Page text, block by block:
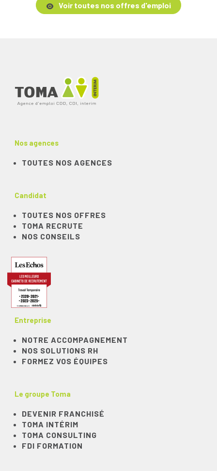
Voir toutes nos offres d'emploi
Nos agences
TOUTES NOS AGENCES
Candidat
TOUTES NOS OFFRES
TOMA RECRUTE
NOS CONSEILS
Entreprise
NOTRE ACCOMPAGNEMENT
NOS SOLUTIONS RH
FORMEZ VOS ÉQUIPES
Le groupe Toma
DEVENIR FRANCHISÉ
TOMA INTÉRIM
TOMA CONSULTING
FDI FORMATION